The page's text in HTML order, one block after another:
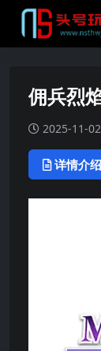
佣兵烈
2025-11-02
详情介绍